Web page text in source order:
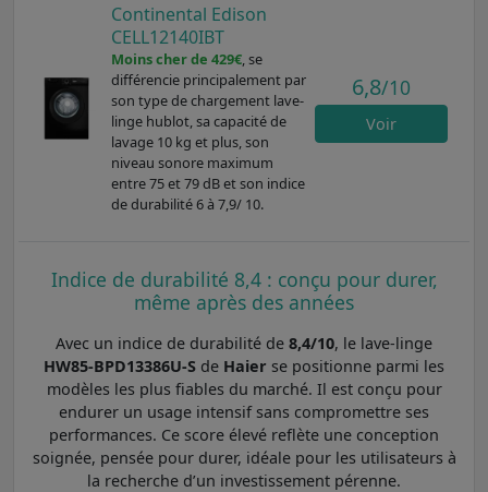
Continental Edison
CELL12140IBT
Moins cher de 429€, se
différencie principalement par
son type de chargement lave-
linge hublot, sa capacité de
lavage 10 kg et plus, son
niveau sonore maximum
entre 75 et 79 dB et son indice
de durabilité 6 à 7,9/ 10.
6,8/10
Voir
Indice de durabilité 8,4 : conçu pour durer,
même après des années
Avec un indice de durabilité de 8,4/10, le lave-linge
HW85-BPD13386U-S de Haier se positionne parmi les
modèles les plus fiables du marché. Il est conçu pour
endurer un usage intensif sans compromettre ses
performances. Ce score élevé reflète une conception
soignée, pensée pour durer, idéale pour les utilisateurs à
la recherche d’un investissement pérenne.